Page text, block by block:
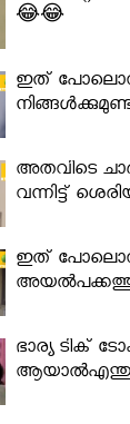
😂😂
ഇത് പോലൊരു
അതവിടെ
വന്നിട്ട്
ഇത് പോലൊരു
ഭാര്യ ടിക്
ആയാൽഎന്തു